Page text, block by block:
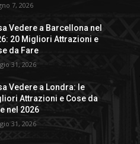
7, 2026
Vedere a Barcellona nel
20 Migliori Attrazioni e
da Fare
31, 2026
Vedere a Londra: le
Attrazioni e Cose da
nel 2026
31, 2026